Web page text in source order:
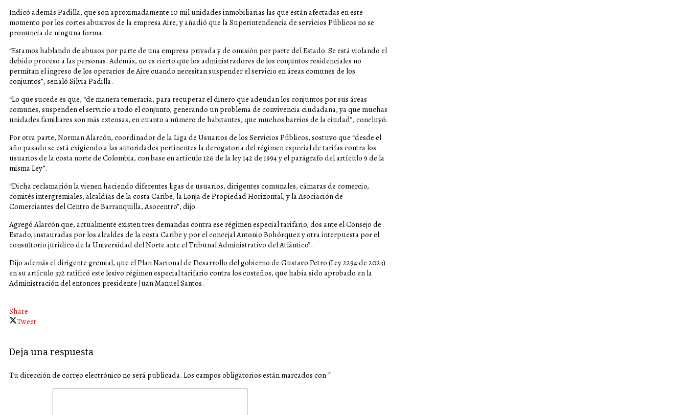
Indicó además Padilla, que son aproximadamente 10 mil unidades inmobiliarias las que están afectadas en este
momento por los cortes abusivos de la empresa Aire, y añadió que la Superintendencia de servicios Públicos no se
pronuncia de ninguna forma.
“Estamos hablando de abusos por parte de una empresa privada y de omisión por parte del Estado. Se está violando el
debido proceso a las personas. Además, no es cierto que los administradores de los conjuntos residenciales no
permitan el ingreso de los operarios de Aire cuando necesitan suspender el servicio en áreas comunes de los
conjuntos”, señaló Silvia Padilla.
“Lo que sucede es que, “de manera temeraria, para recuperar el dinero que adeudan los conjuntos por sus áreas
comunes, suspenden el servicio a todo el conjunto, generando un problema de convivencia ciudadana, ya que muchas
unidades familiares son más extensas, en cuanto a número de habitantes, que muchos barrios de la ciudad”, concluyó.
Por otra parte, Norman Alarcón, coordinador de la Liga de Usuarios de los Servicios Públicos, sostuvo que “desde el
año pasado se está exigiendo a las autoridades pertinentes la derogatoria del régimen especial de tarifas contra los
usuarios de la costa norte de Colombia, con base en artículo 126 de la ley 142 de 1994 y el parágrafo del artículo 9 de la
misma Ley”.
“Dicha reclamación la vienen haciendo diferentes ligas de usuarios, dirigentes comunales, cámaras de comercio,
comités intergremiales, alcaldías de la costa Caribe, la Lonja de Propiedad Horizontal, y la Asociación de
Comerciantes del Centro de Barranquilla, Asocentro”, dijo.
Agregó Alarcón que, actualmente existen tres demandas contra ese régimen especial tarifario, dos ante el Consejo de
Estado, instauradas por los alcaldes de la costa Caribe y por el concejal Antonio Bohórquez y otra interpuesta por el
consultorio jurídico de la Universidad del Norte ante el Tribunal Administrativo del Atlántico”.
Dijo además el dirigente gremial, que el Plan Nacional de Desarrollo del gobierno de Gustavo Petro (Ley 2294 de 2023)
en su artículo 372 ratificó este lesivo régimen especial tarifario contra los costeños, que había sido aprobado en la
Administración del entonces presidente Juan Manuel Santos.
Share
Tweet
Deja una respuesta
Tu dirección de correo electrónico no será publicada. Los campos obligatorios están marcados con *